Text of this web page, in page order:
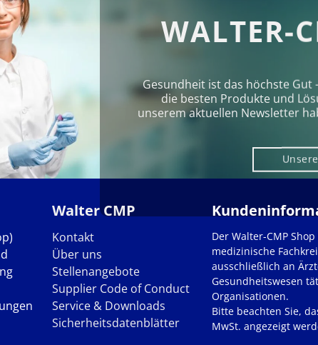
WALTER-
Gesundheit ist das höchste Gut
die besten Produkte und
unserem aktuellen Newsletter
Walter CMP
Kontakt
Über uns
Stellenangebote
Supplier Code of Conduct
Service & Downloads
Sicherheitsdatenblätter
Der Walter-CMP
medizinische
ausschließlich an
Gesundheitswesen
Organisationen.
Bitte beachten Sie,
MwSt. angezeigt